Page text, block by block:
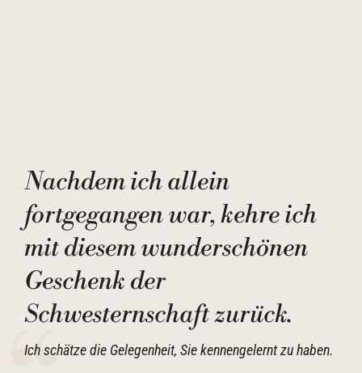
Nachdem ich allein
fortgegangen war, kehre ich
mit diesem wunderschönen
Geschenk der
Schwesternschaft zurück.
Ich schätze die Gelegenheit, Sie kennengelernt zu haben.